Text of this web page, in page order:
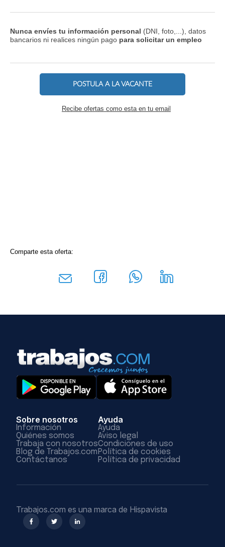
Nunca envíes tu información personal (DNI, foto,...), datos
bancarios ni realices ningún pago para solicitar un empleo
POSTULA A LA VACANTE
Recibe ofertas como esta en tu email
Comparte esta oferta:
Sobre nosotros
Información
Quiénes somos
Trabaja con nosotros
Blog de Trabajos.com
Contáctanos
Ayuda
Ayuda
Aviso legal
Condiciones de uso
Política de cookies
Política de privacidad
Trabajos.com es una marca de Hispavista